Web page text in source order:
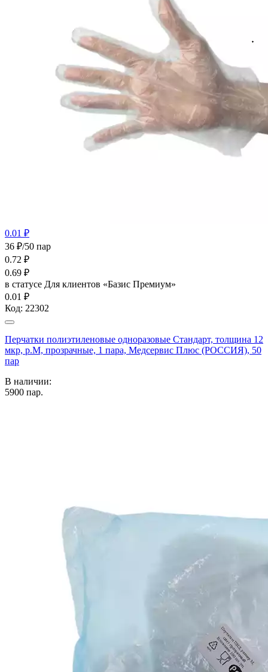
0.01 ₽
36 ₽/50 пар
0.72 ₽
0.69 ₽
в статусе Для клиентов «Базис Премиум»
0.01 ₽
Код: 22302
Перчатки полиэтиленовые одноразовые Стандарт, толщина 12
мкр, р.М, прозрачные, 1 пара, Медсервис Плюс (РОССИЯ), 50
пар
В наличии:
5900 пар.